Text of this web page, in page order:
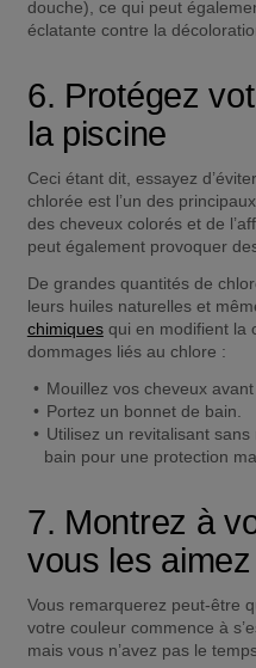
douche), ce qui peut
éclatante contre la
6. Protégez
la piscine
Ceci étant dit, essayez
chlorée est l’un des
des cheveux colorés et de
peut également provoquer
De grandes quantités de
leurs huiles naturelles et
chimiques qui en modifient la
dommages liés au chlore :
Mouillez vos cheveux
Portez un bonnet de bain.
Utilisez un revitalisant
bain pour une protection
7. Montrez à
vous les aimez
Vous remarquerez peut-être
votre couleur commence à
mais vous n’avez pas le